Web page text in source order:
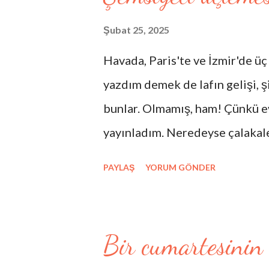
Sen miydin belkahveden bir
Şubat 25, 2025
Havada, Paris'te ve İzmir'de üç
yazdım demek de lafın
bunlar. Olmamış, ham! Çünkü
yayınladım. Neredeyse
sanayiciyim. Bu yüzden
PAYLAŞ YORUM GÖNDER
Bir cumartesinin